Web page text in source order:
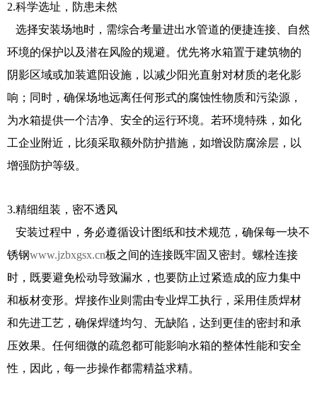
2.科学选址，防患未然
选择安装场地时，需综合考量进出水管道的便捷连接、自然
环境的保护以及潜在风险的规避。优先将水箱置于建筑物的
阴影区域或加装遮阳设施，以减少阳光直射对材质的老化影
响；同时，确保场地远离任何形式的腐蚀性物质和污染源，
为水箱提供一个洁净、安全的运行环境。若环境特殊，如化
工企业附近，比须采取额外防护措施，如增设防腐涂层，以
增强防护等级。
3.精细组装，密不透风
安装过程中，务必遵循设计图纸和技术规范，确保每一块不
锈钢www.jzbxgsx.cn板之间的连接既牢固又密封。螺栓连接
时，既要避免松动导致漏水，也要防止过紧造成的应力集中
和板材变形。焊接作业则需由专业焊工执行，采用佳质焊材
和先进工艺，确保焊缝均匀、无缺陷，达到更佳的密封和承
压效果。任何细微的疏忽都可能影响水箱的整体性能和安全
性，因此，每一步操作都需精益求精。